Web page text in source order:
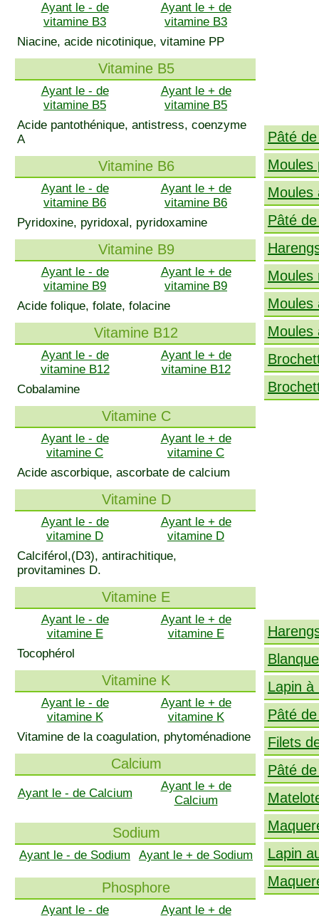
Ayant le - de
vitamine B3
Ayant le + de
vitamine B3
Niacine, acide nicotinique, vitamine PP
Vitamine B5
Ayant le - de
vitamine B5
Ayant le + de
vitamine B5
Acide pantothénique, antistress, coenzyme
A
Vitamine B6
Ayant le - de
vitamine B6
Ayant le + de
vitamine B6
Pyridoxine, pyridoxal, pyridoxamine
Vitamine B9
Ayant le - de
vitamine B9
Ayant le + de
vitamine B9
Acide folique, folate, folacine
Vitamine B12
Ayant le - de
vitamine B12
Ayant le + de
vitamine B12
Cobalamine
Vitamine C
Ayant le - de
vitamine C
Ayant le + de
vitamine C
Acide ascorbique, ascorbate de calcium
Vitamine D
Ayant le - de
vitamine D
Ayant le + de
vitamine D
Calciférol,(D3), antirachitique,
provitamines D.
Vitamine E
Ayant le - de
vitamine E
Ayant le + de
vitamine E
Tocophérol
Vitamine K
Ayant le - de
vitamine K
Ayant le + de
vitamine K
Vitamine de la coagulation, phytoménadione
Calcium
Ayant le - de Calcium
Ayant le + de
Calcium
Sodium
Ayant le - de Sodium Ayant le + de Sodium
Phosphore
Ayant le - de Ayant le + de
Pâté
Moules
Moules
Pâté
Moules
Moules
Moules
Lapin à
Pâté
Filets
Pâté
Lapin